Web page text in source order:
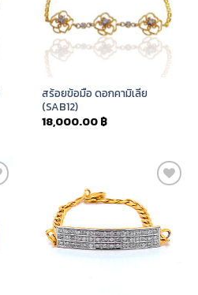
สร้อยข้อมือ ดอกคามิเลีย
(SAB12)
18,000.00 ฿
Wishlist